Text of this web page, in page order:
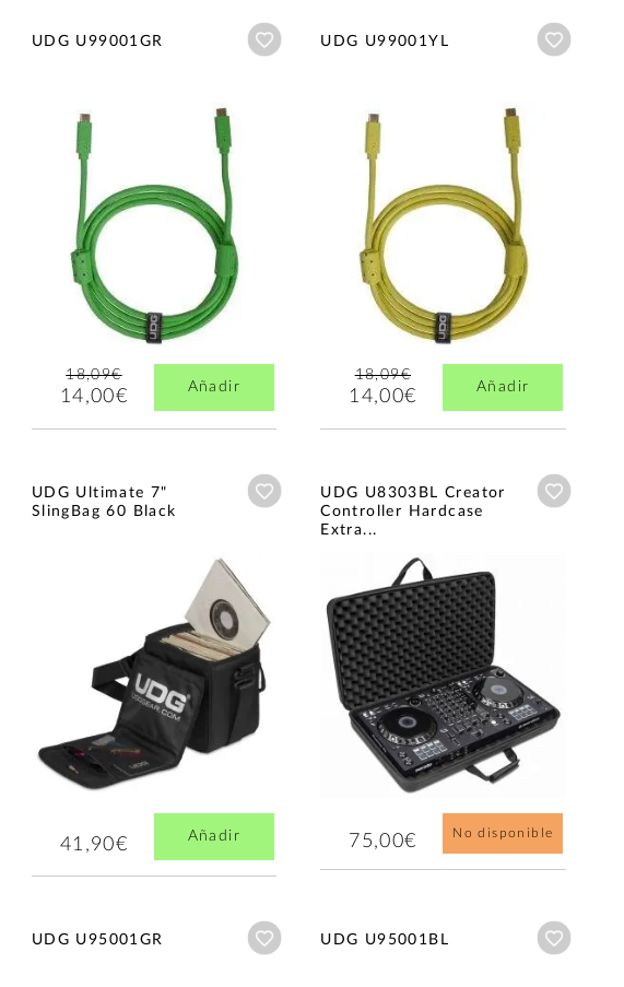
Añadir a wishlist
UDG U99001GR Añadir a wishlist
18,09€
14,00€ Añadir
UDG U99001YL
18,09€
14,00€ Añadir
Añadir a wishlist
UDG Ultimate 7"
SlingBag 60 Black
Añadir a wishlist
41,90€ Añadir
UDG U8303BL Creator
Controller Hardcase
Extra...
75,00€ No disponible
Añadir a wishlist
UDG U95001GR Añadir a wishlist
UDG U95001BL